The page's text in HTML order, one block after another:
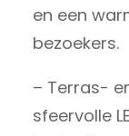
en een
bezoekers.
– Terras-
sfeervolle